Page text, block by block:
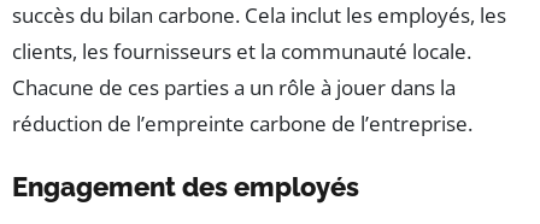
succès du bilan carbone. Cela inclut les employés, les
clients, les fournisseurs et la communauté locale.
Chacune de ces parties a un rôle à jouer dans la
réduction de l’empreinte carbone de l’entreprise.
Engagement des employés